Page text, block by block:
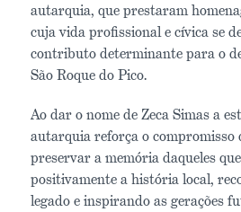
autarquia, que prestaram
cuja vida profissional e cívica se
contributo determinante para o
São Roque do Pico.
Ao dar o nome de Zeca Simas a
autarquia reforça o compromisso
preservar a memória daqueles
positivamente a história local,
legado e inspirando as gerações